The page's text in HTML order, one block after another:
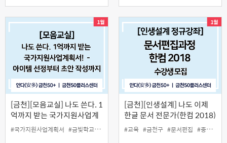
[금천][모음교실] 나도 쓴다. 1
억까지 받는 국가지원사업계
획서! - 아이템선정부터 초안
작성까지
#국가지원사업계획서 #금빛학교 #모음교실 #중장년 #창업
[금천][인생설계] 나도 이제
한글 문서 전문가(한컴 2018)
#교육 #금천구 #문서편집 #중장년